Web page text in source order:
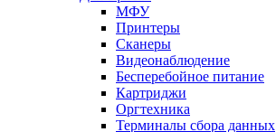
МФУ
Принтеры
Сканеры
Видеонаблюдение
Бесперебойное питание
Картриджи
Оргтехника
Терминалы сбора данных